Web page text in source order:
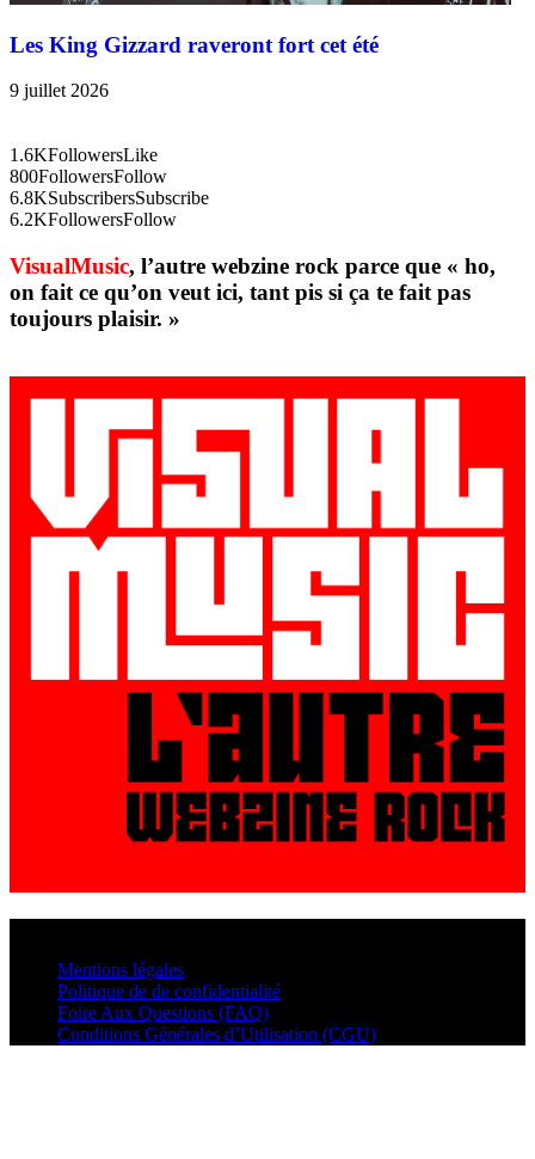
Les King Gizzard raveront fort cet été
9 juillet 2026
1.6KFollowersLike
800FollowersFollow
6.8KSubscribersSubscribe
6.2KFollowersFollow
VisualMusic, l’autre webzine rock parce que « ho,
on fait ce qu’on veut ici, tant pis si ça te fait pas
toujours plaisir. »
Mentions légales
Politique de de confidentialité
Foire Aux Questions (FAQ)
Conditions Générales d’Utilisation (CGU)